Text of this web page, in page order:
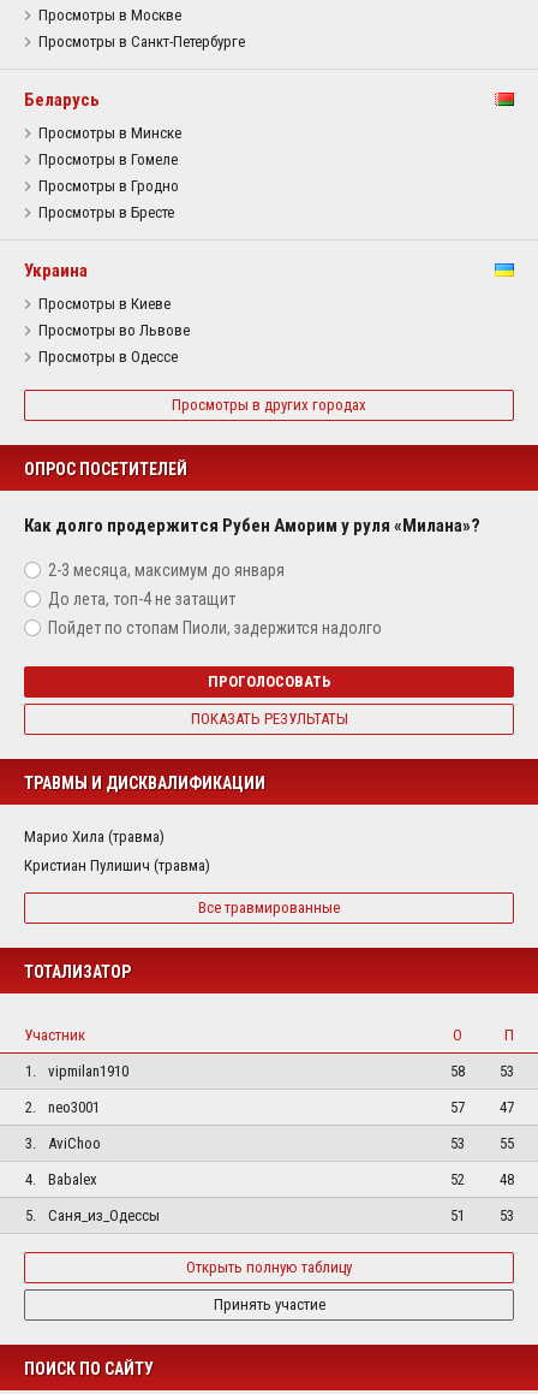
Просмотры в Москве
Просмотры в Санкт-Петербурге
Беларусь
Просмотры в Минске
Просмотры в Гомеле
Просмотры в Гродно
Просмотры в Бресте
Украина
Просмотры в Киеве
Просмотры во Львове
Просмотры в Одессе
Просмотры в других городах
ОПРОС ПОСЕТИТЕЛЕЙ
Как долго продержится Рубен Аморим у руля «Милана»?
2-3 месяца, максимум до января
До лета, топ-4 не затащит
Пойдет по стопам Пиоли, задержится надолго
ПРОГОЛОСОВАТЬ
ПОКАЗАТЬ РЕЗУЛЬТАТЫ
ТРАВМЫ И ДИСКВАЛИФИКАЦИИ
Марио Хила (травма)
Кристиан Пулишич (травма)
Все травмированные
ТОТАЛИЗАТОР
Участник О
П
1.
vipmilan1910 58
53
2.
neo3001 57
47
3.
AviChoo 53
55
4.
Babalex 52
48
5.
Саня_из_Одессы 51 53
Открыть полную таблицу
Принять участие
ПОИСК ПО САЙТУ